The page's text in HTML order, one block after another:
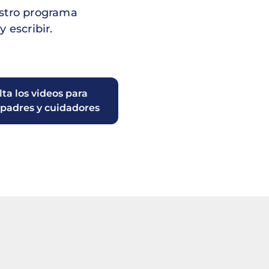
programa
escribir.
los videos para
y cuidadores